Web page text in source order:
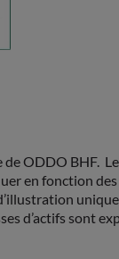
ODDO BHF.
en fonction
d’actifs sont